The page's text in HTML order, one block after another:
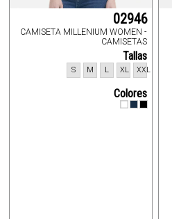
02946
CAMISETA MILLENIUM WOMEN -
CAMISETAS
Tallas
XXL
XL
L
M
S
Colores